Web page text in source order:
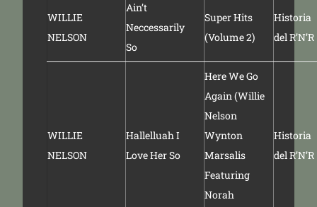
WILLIE
NELSON
Ain’t
Neccessarily
So
Super Hits
(Volume 2)
Historia
del R’N’R
WILLIE
NELSON
Hallelluah I
Love Her So
Here We Go
Again (Willie
Nelson
Wynton
Marsalis
Featuring
Norah
Historia
del R’N’R